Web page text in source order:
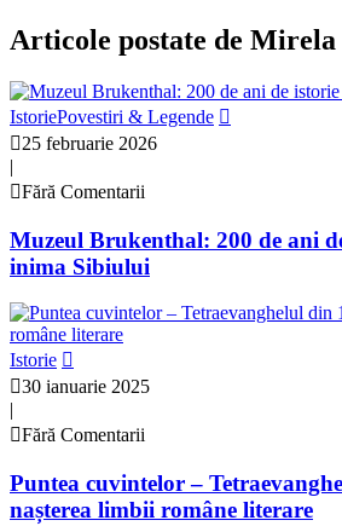
Articole postate de Mirela
IstoriePovestiri & Legende
25 februarie 2026
|
Fără Comentarii
Muzeul Brukenthal: 200 de ani
inima Sibiului
Istorie
30 ianuarie 2025
|
Fără Comentarii
Puntea cuvintelor –
nașterea limbii române literare